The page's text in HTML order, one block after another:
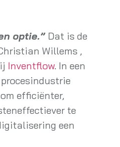
optie.” Dat is de
Willems ,
Inventflow. In een
efficiënter,
te
een